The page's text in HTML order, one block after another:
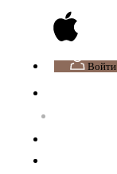
Войти